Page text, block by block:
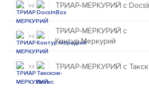
vs ТРИАР-МЕРКУРИЙ с
vs
ТРИАР-МЕРКУРИЙ с
Контур.Меркурий
vs ТРИАР-МЕРКУРИЙ с